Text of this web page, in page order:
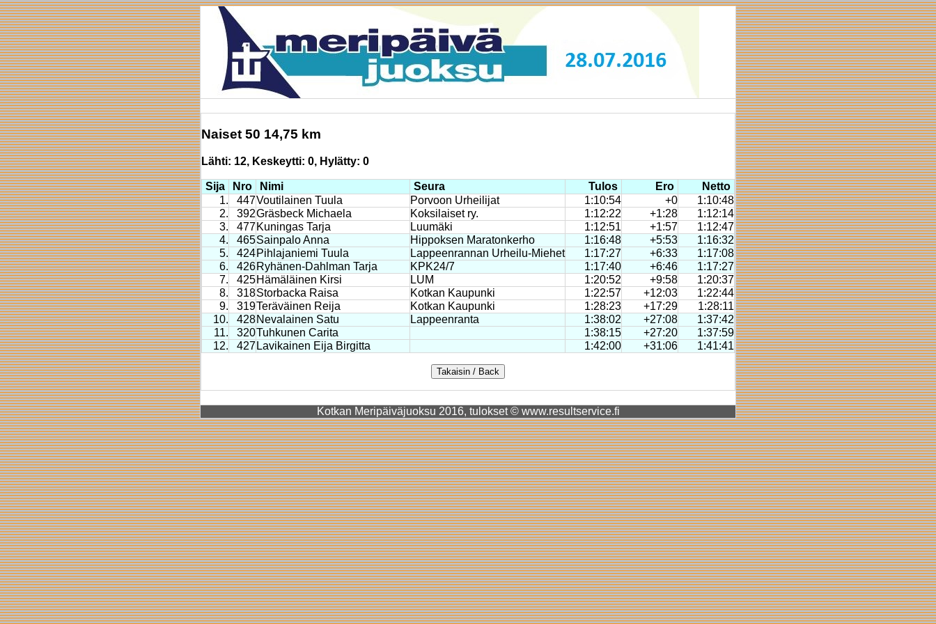
Naiset 50 14,75 km
Lähti: 12, Keskeytti: 0, Hylätty: 0
Sija Nro Nimi Seura Tulos Ero
Netto
1.
447Voutilainen Tuula Porvoon Urheilijat 1:10:54 +0
1:10:48
2.
392Gräsbeck Michaela Koksilaiset ry. 1:12:22 +1:28
1:12:14
3.
477Kuningas Tarja Luumäki 1:12:51 +1:57
1:12:47
4.
465Sainpalo Anna Hippoksen Maratonkerho 1:16:48 +5:53
1:16:32
5.
424Pihlajaniemi Tuula Lappeenrannan Urheilu-Miehet 1:17:27 +6:33
1:17:08
6.
426Ryhänen-Dahlman Tarja KPK24/7 1:17:40 +6:46
1:17:27
7.
425Hämäläinen Kirsi LUM 1:20:52 +9:58
1:20:37
8.
318Storbacka Raisa Kotkan Kaupunki 1:22:57 +12:03
1:22:44
9.
319Teräväinen Reija Kotkan Kaupunki 1:28:23 +17:29
1:28:11
10.
428Nevalainen Satu Lappeenranta 1:38:02 +27:08
1:37:42
11.
320Tuhkunen Carita 1:38:15 +27:20
1:37:59
12.
427 Lavikainen Eija Birgitta 1:42:00 +31:06 1:41:41
Kotkan Meripäiväjuoksu 2016, tulokset © www.resultservice.fi